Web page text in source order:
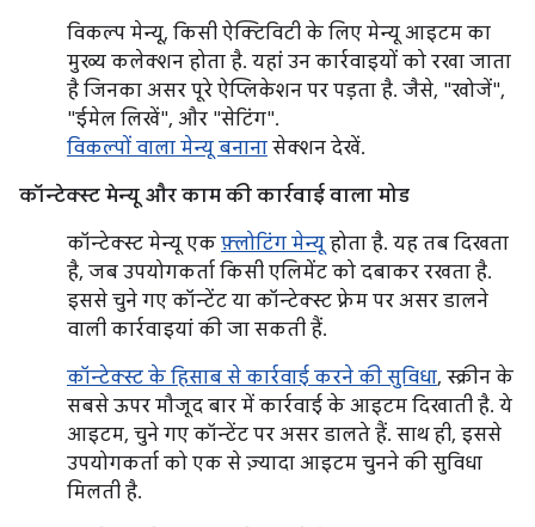
विकल्प मेन्यू, किसी ऐक्टिविटी के लिए मेन्यू आइटम का
मुख्य कलेक्शन होता है. यहां उन कार्रवाइयों को रखा जाता
है जिनका असर पूरे ऐप्लिकेशन पर पड़ता है. जैसे, "खोजें",
"ईमेल लिखें", और "सेटिंग".
विकल्पों वाला मेन्यू बनाना सेक्शन देखें.
कॉन्टेक्स्ट मेन्यू और काम की कार्रवाई वाला मोड
कॉन्टेक्स्ट मेन्यू एक फ़्लोटिंग मेन्यू होता है. यह तब दिखता
है, जब उपयोगकर्ता किसी एलिमेंट को दबाकर रखता है.
इससे चुने गए कॉन्टेंट या कॉन्टेक्स्ट फ़्रेम पर असर डालने
वाली कार्रवाइयां की जा सकती हैं.
कॉन्टेक्स्ट के हिसाब से कार्रवाई करने की सुविधा, स्क्रीन के
सबसे ऊपर मौजूद बार में कार्रवाई के आइटम दिखाती है. ये
आइटम, चुने गए कॉन्टेंट पर असर डालते हैं. साथ ही, इससे
उपयोगकर्ता को एक से ज़्यादा आइटम चुनने की सुविधा
मिलती है.